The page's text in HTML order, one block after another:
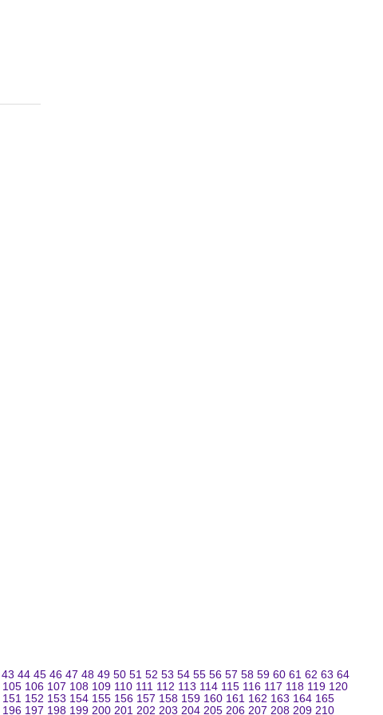
43 44 45 46 47 48 49 50 51 52 53 54 55 56 57 58 59 60 61 62 63 64
105 106 107 108 109 110 111 112 113 114 115 116 117 118 119 120
151 152 153 154 155 156 157 158 159 160 161 162 163 164 165
196 197 198 199 200 201 202 203 204 205 206 207 208 209 210